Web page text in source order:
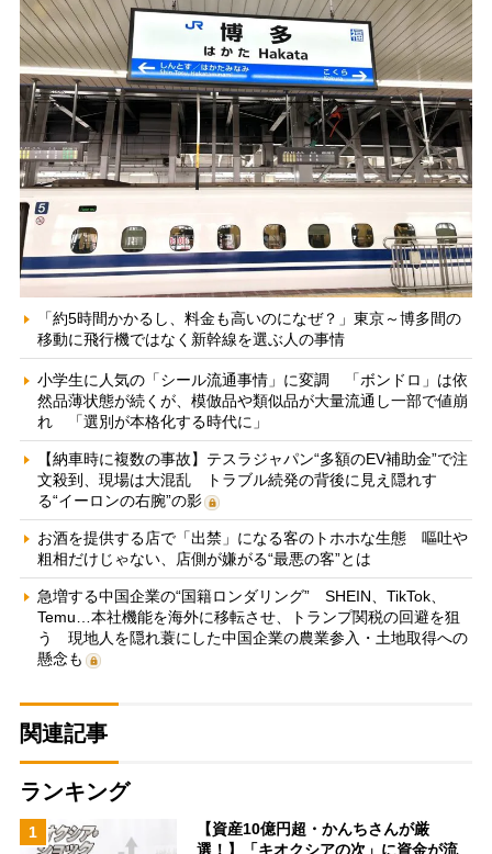
「約5時間かかるし、料金も高いのになぜ？」東京～博多間の
移動に飛行機ではなく新幹線を選ぶ人の事情
小学生に人気の「シール流通事情」に変調 「ボンドロ」は依
然品薄状態が続くが、模倣品や類似品が大量流通し一部で値崩
れ 「選別が本格化する時代に」
【納車時に複数の事故】テスラジャパン“多額のEV補助金”で注
文殺到、現場は大混乱 トラブル続発の背後に見え隠れす
る“イーロンの右腕”の影
お酒を提供する店で「出禁」になる客のトホホな生態 嘔吐や
粗相だけじゃない、店側が嫌がる“最悪の客”とは
急増する中国企業の“国籍ロンダリング” SHEIN、TikTok、
Temu…本社機能を海外に移転させ、トランプ関税の回避を狙
う 現地人を隠れ蓑にした中国企業の農業参入・土地取得への
懸念も
関連記事
ランキング
1
【資産10億円超・かんちさんが厳
選！】「キオクシアの次」に資金が流